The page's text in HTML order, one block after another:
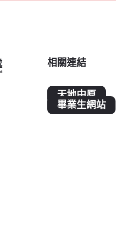
相關連結
天地中原
畢業生網站